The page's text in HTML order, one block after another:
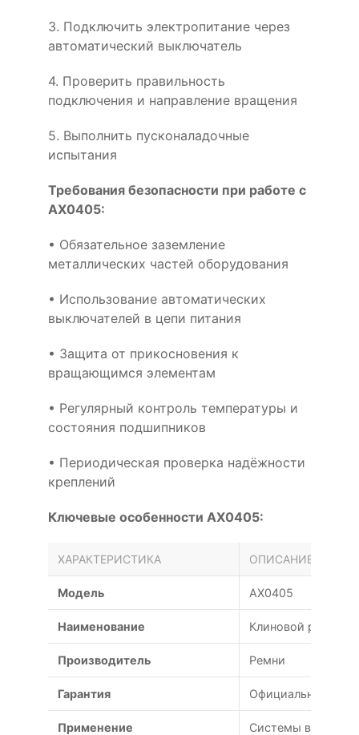
3. Подключить электропитание через
автоматический выключатель
4. Проверить правильность
подключения и направление вращения
5. Выполнить пусконаладочные
испытания
Требования безопасности при работе с
AX0405:
• Обязательное заземление
металлических частей оборудования
• Использование автоматических
выключателей в цепи питания
• Защита от прикосновения к
вращающимся элементам
• Регулярный контроль температуры и
состояния подшипников
• Периодическая проверка надёжности
креплений
Ключевые особенности AX0405:
ХАРАКТЕРИСТИКА ОПИСАНИЕ
Модель AX0405
Наименование Клиновой ремень
Производитель Ремни
Гарантия Официальная
Применение Системы